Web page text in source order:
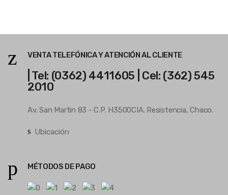
VENTA TELEFÓNICA Y ATENCIÓN AL CLIENTE
| Tel: (0362) 4411605 | Cel: (362) 545
2010
Av. San Martin 83 - C.P. H3500CIA. Resistencia, Chaco.
Ubicación
MÉTODOS DE PAGO